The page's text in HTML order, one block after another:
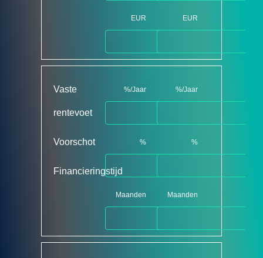
EUR EUR
Vaste
rentevoet
Voorschot
Financieringstijd
%/Jaar
%
Maanden
%/Jaar
%
Maanden